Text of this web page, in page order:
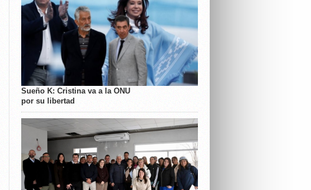
Sueño K: Cristina va a la ONU
por su libertad